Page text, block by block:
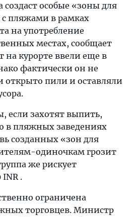
создаст особые «зоны для
пляжами в рамках
на употребление
местах, сообщает
на курорте ввели еще в
фактически он не
пили и оставляли
если захотят выпить,
в пляжных заведениях
созданных «зон для
одиночкам грозит
же рискует
INR .
ограничена
торговцев. Министр